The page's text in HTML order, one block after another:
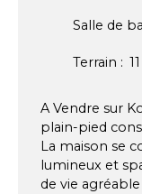
Salle de
Terrain :
A Vendre sur
plain-pied
La maison se
lumineux et
de vie